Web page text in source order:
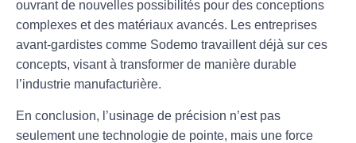
ouvrant de nouvelles possibilités pour des conceptions
complexes et des matériaux avancés. Les entreprises
avant-gardistes comme Sodemo travaillent déjà sur ces
concepts, visant à transformer de manière durable
l’industrie manufacturière.
En conclusion, l’usinage de précision n’est pas
seulement une technologie de pointe, mais une force